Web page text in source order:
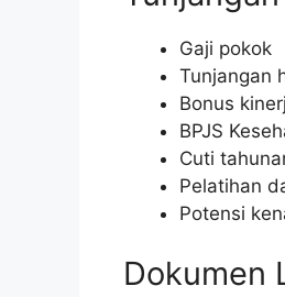
Gaji pokok
Tunjangan
Bonus
BPJS
Cuti
Pelatihan
Potensi
Dokumen